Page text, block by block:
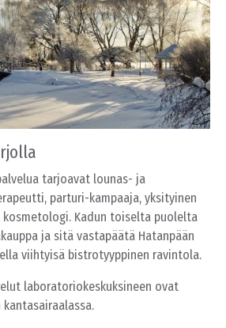
tarjoavat lounas- ja
parturi-kampaaja, yksityinen
Kadun toiselta puolelta
ja sitä vastapäätä Hatanpään
viihtyisä bistrotyyppinen ravintola.
laboratoriokeskuksineen ovat